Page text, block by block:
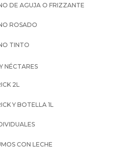
DE AGUJA O FRIZZANTE
ROSADO
TINTO
NÉCTARES
2L
Y BOTELLA 1L
CON LECHE